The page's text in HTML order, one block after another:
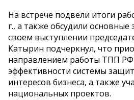
На встрече подвели итоги
г., а также обсудили основные
своем выступлении
Катырин подчеркнул, что
направлением работы ТПП
эффективности системы
интересов бизнеса, а также
национальных проектов.